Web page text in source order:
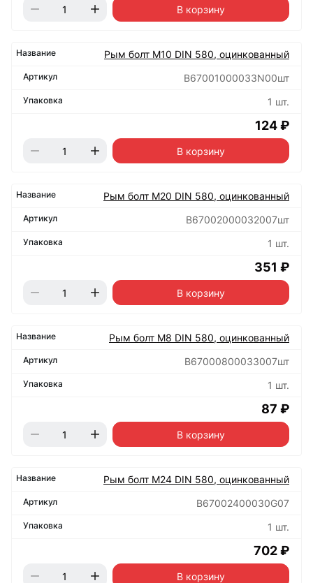
В корзину
Рым болт М10 DIN 580, оцинкованный
B67001000033N00шт
1 шт.
124 ₽
В корзину
Рым болт М20 DIN 580, оцинкованный
B67002000032007шт
1 шт.
351 ₽
В корзину
Рым болт М8 DIN 580, оцинкованный
B67000800033007шт
1 шт.
87 ₽
В корзину
Рым болт М24 DIN 580, оцинкованный
B67002400030G07
1 шт.
702 ₽
В корзину